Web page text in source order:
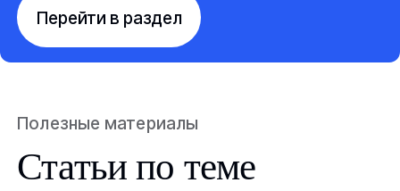
Перейти в раздел
Полезные материалы
Статьи по теме